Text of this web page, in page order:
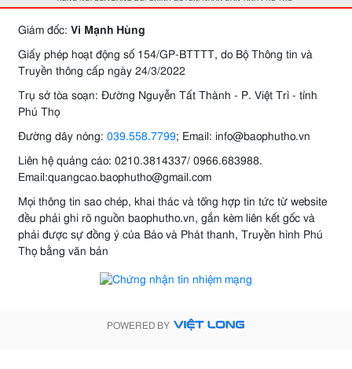
Giám đốc: Vi Mạnh Hùng
Giấy phép hoạt động số 154/GP-BTTTT, do Bộ Thông tin và
Truyền thông cấp ngày 24/3/2022
Trụ sở tòa soạn: Đường Nguyễn Tất Thành - P. Việt Trì - tỉnh
Phú Thọ
Đường dây nóng: 039.558.7799; Email: info@baophutho.vn
Liên hệ quảng cáo: 0210.3814337/ 0966.683988.
Email:quangcao.baophutho@gmail.com
Mọi thông tin sao chép, khai thác và tổng hợp tin tức từ website
đều phải ghi rõ nguồn baophutho.vn, gắn kèm liên kết gốc và
phải được sự đồng ý của Báo và Phát thanh, Truyền hình Phú
Thọ bằng văn bản
POWERED BY